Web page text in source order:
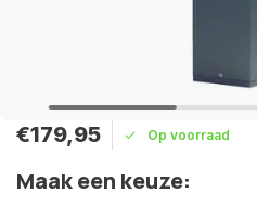
€179,95 Op voorraad
Maak een keuze: